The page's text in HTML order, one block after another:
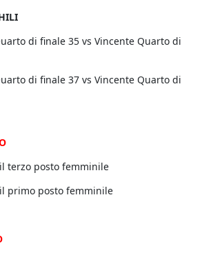
di finale 35 vs Vincente Quarto di
di finale 37 vs Vincente Quarto di
posto femminile
posto femminile